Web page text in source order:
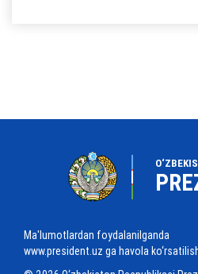
Ma'lumotlardan foydalanilganda
www.president.uz ga havola